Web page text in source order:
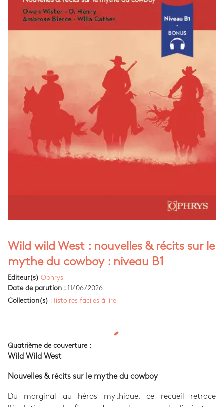
Wild wild West : nouvelles & récits sur le
mythe du cowboy : niveau B1
Editeur(s) Ophrys
Date de parution : 11/06/2026
Collection(s) Histoires faciles à lire
Quatrième de couverture :
Wild Wild West
Nouvelles & récits sur le mythe du cowboy
Du marginal au héros mythique, ce recueil retrace